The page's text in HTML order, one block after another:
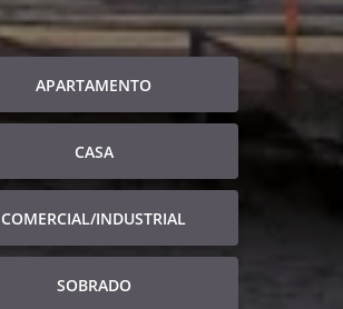
APARTAMENTO
CASA
COMERCIAL/INDUSTRIAL
SOBRADO